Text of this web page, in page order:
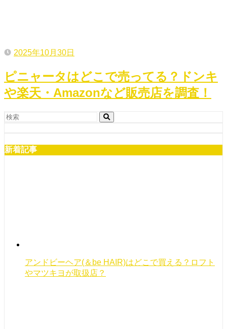
2025年10月30日
ピニャータはどこで売ってる？ドンキ
や楽天・Amazonなど販売店を調査！
新着記事
アンドビーヘア(＆be HAIR)はどこで買える？ロフト
やマツキヨが取扱店？